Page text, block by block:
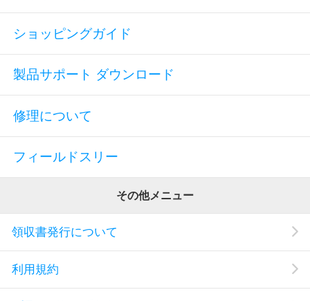
ショッピングガイド
製品サポート ダウンロード
修理について
フィールドスリー
その他メニュー
領収書発行について
利用規約